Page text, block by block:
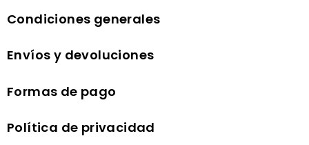
Condiciones generales
Envíos y devoluciones
Formas de pago
Política de privacidad